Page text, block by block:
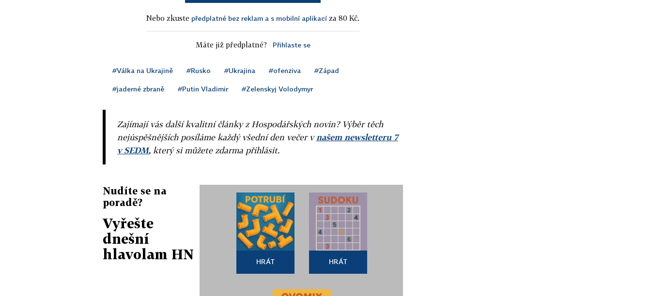
Nebo zkuste předplatné bez reklam a s mobilní aplikací za 80 Kč.
Máte již předplatné? Přihlaste se
#Válka na Ukrajině #Rusko #Ukrajina #ofenziva #Západ
#jaderné zbraně #Putin Vladimir #Zelenskyj Volodymyr
Zajímají vás další kvalitní články z Hospodářských novin? Výběr těch
nejúspěšnějších posíláme každý všední den večer vnašem newsletteru 7
v SEDM, který si můžete zdarma přihlásit.
Nudíte se na
poradě?
Vyřešte
dnešní
hlavolam HN
HRÁT HRÁT